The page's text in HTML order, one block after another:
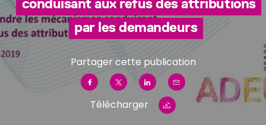
conduisant aux refus des attributions
par les demandeurs
Partager cette publication
Télécharger